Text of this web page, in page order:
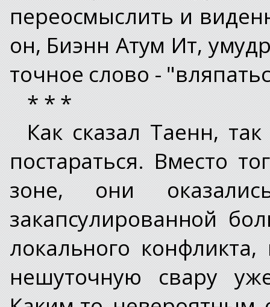
переосмыслить и
он, Биэнн Атум Ит,
точное слово -
* * *
Как сказал Таенн,
постараться. Вместо
зоне, они
закапсулированной
локального
нешуточную свару